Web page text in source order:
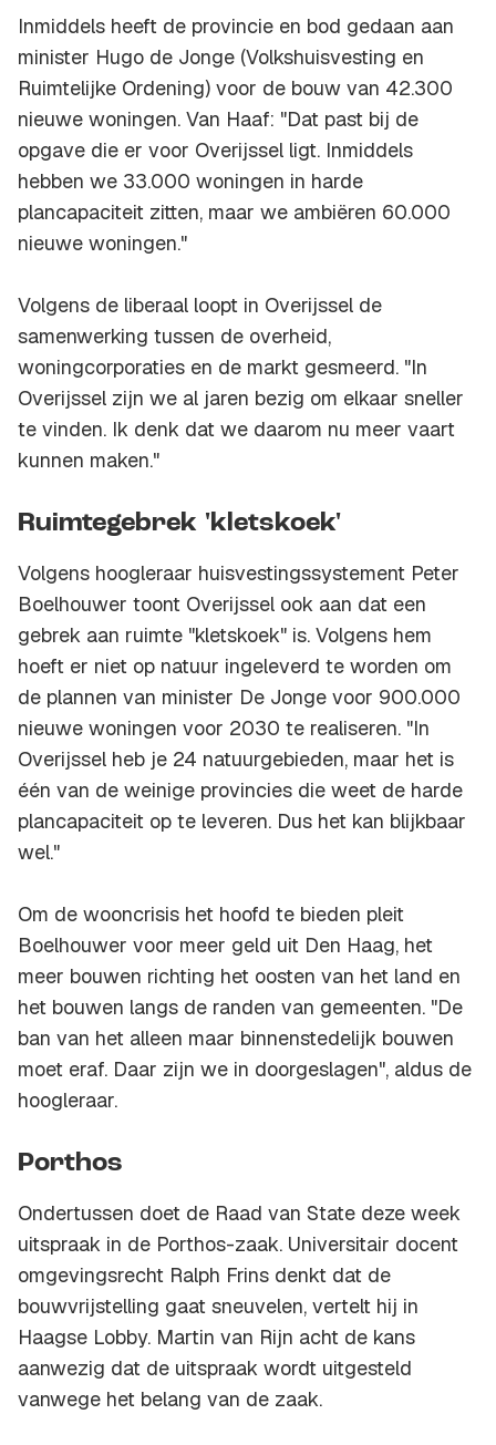
Inmiddels heeft de provincie en bod gedaan aan
minister Hugo de Jonge (Volkshuisvesting en
Ruimtelijke Ordening) voor de bouw van 42.300
nieuwe woningen. Van Haaf: "Dat past bij de
opgave die er voor Overijssel ligt. Inmiddels
hebben we 33.000 woningen in harde
plancapaciteit zitten, maar we ambiëren 60.000
nieuwe woningen."
Volgens de liberaal loopt in Overijssel de
samenwerking tussen de overheid,
woningcorporaties en de markt gesmeerd. "In
Overijssel zijn we al jaren bezig om elkaar sneller
te vinden. Ik denk dat we daarom nu meer vaart
kunnen maken."
Ruimtegebrek 'kletskoek'
Volgens hoogleraar huisvestingssystement Peter
Boelhouwer toont Overijssel ook aan dat een
gebrek aan ruimte "kletskoek" is. Volgens hem
hoeft er niet op natuur ingeleverd te worden om
de plannen van minister De Jonge voor 900.000
nieuwe woningen voor 2030 te realiseren. "In
Overijssel heb je 24 natuurgebieden, maar het is
één van de weinige provincies die weet de harde
plancapaciteit op te leveren. Dus het kan blijkbaar
wel."
Om de wooncrisis het hoofd te bieden pleit
Boelhouwer voor meer geld uit Den Haag, het
meer bouwen richting het oosten van het land en
het bouwen langs de randen van gemeenten. "De
ban van het alleen maar binnenstedelijk bouwen
moet eraf. Daar zijn we in doorgeslagen", aldus de
hoogleraar.
Porthos
Ondertussen doet de Raad van State deze week
uitspraak in de Porthos-zaak. Universitair docent
omgevingsrecht Ralph Frins denkt dat de
bouwvrijstelling gaat sneuvelen, vertelt hij in
Haagse Lobby. Martin van Rijn acht de kans
aanwezig dat de uitspraak wordt uitgesteld
vanwege het belang van de zaak.